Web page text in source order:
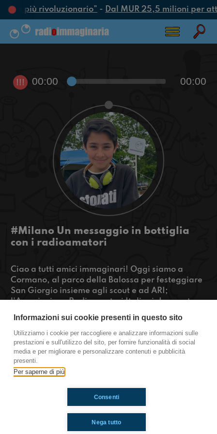
più rivoluzionario”-Dal MUR 25,5 milioni per
!!! 00:00 00:00
#Milano Un messaggio in bottiglia
con i radioamatori
Ciao a tutti amici immaginari! Oggi siamo a
Cormano, al parco della Balossa per festeggiare
San Giorgio insieme agli scout e ad ARI;
l'Associazione Radioamatori Italiani. In questa
Matteo La Torre; manager di ARI e capo scout.
Restate connessi!
https://www.radioimmaginaria.it
Milano
Ti è piaciuto? Condividilo!
Informazioni sui cookie presenti in questo sito
Utilizziamo i cookie per raccogliere e analizzare informazioni sulle
prestazioni e sull'utilizzo del sito, per fornire funzionalità di social
media e per migliorare e personalizzare contenuti e pubblicità
presenti.
Per saperne di più
Nega tutto
Consenti